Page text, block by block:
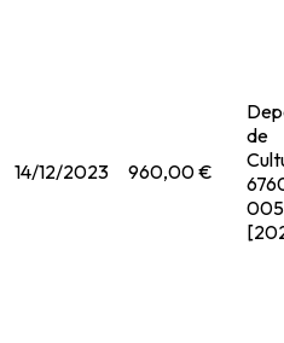
14/12/2023 960,00 €
de